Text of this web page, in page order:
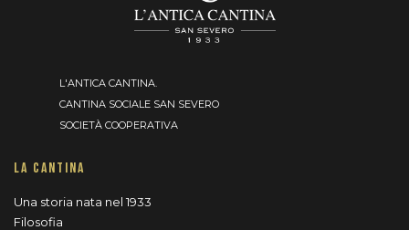
L'ANTICA CANTINA.
CANTINA SOCIALE SAN SEVERO
SOCIETÀ COOPERATIVA
LA CANTINA
Una storia nata nel 1933
Filosofia